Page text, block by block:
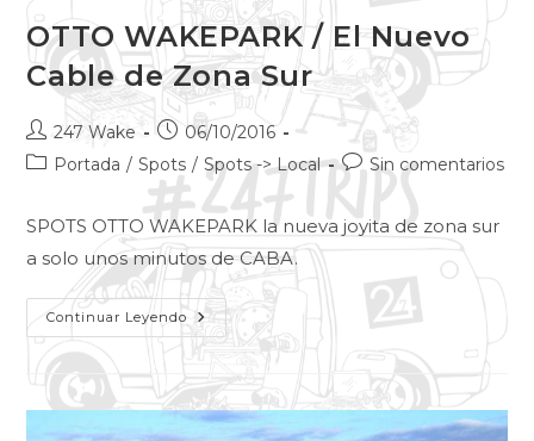
OTTO WAKEPARK / El Nuevo
Cable de Zona Sur
247 Wake
06/10/2016
Portada / Spots / Spots -> Local Sin comentarios
SPOTS OTTO WAKEPARK la nueva joyita de zona sur
a solo unos minutos de CABA.
Continuar Leyendo